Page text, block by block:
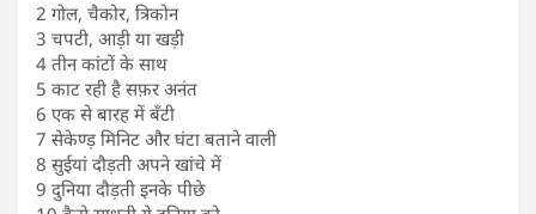
2 गोल, चैकोर, त्रिकोन
3 चपटी, आड़ी या खड़ी
4 तीन कांटों के साथ
5 काट रही है सफ़र अनंत
6 एक से बारह में बँटी
7 सेकेण्ड़ मिनिट और घंटा बताने वाली
8 सुईयां दौड़ती अपने खांचे में
9 दुनिया दौड़ती इनके पीछे